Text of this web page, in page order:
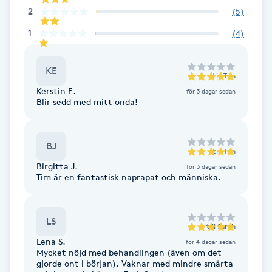
Face framing
Fettreducering
Fibromassage
Fotmassage
2 (5)
1 (4)
KE till Tim
Kerstin E. för 3 dagar sedan
Blir sedd med mitt onda!
BJ till Tim
Birgitta J. för 3 dagar sedan
Tim är en fantastisk naprapat och människa.
LS till Sarah
Lena S. för 4 dagar sedan
Mycket nöjd med behandlingen (även om det
gjorde ont i början). Vaknar med mindre smärta